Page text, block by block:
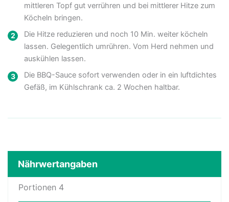
mittleren Topf gut verrühren und bei mittlerer Hitze zum
Köcheln bringen.
Die Hitze reduzieren und noch 10 Min. weiter köcheln
lassen. Gelegentlich umrühren. Vom Herd nehmen und
auskühlen lassen.
Die BBQ-Sauce sofort verwenden oder in ein luftdichtes
Gefäß, im Kühlschrank ca. 2 Wochen haltbar.
Nährwertangaben
Portionen 4